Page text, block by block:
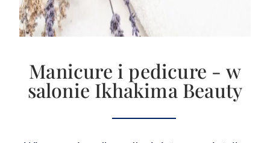
Manicure i pedicure - w
salonie Ikhakima Beauty